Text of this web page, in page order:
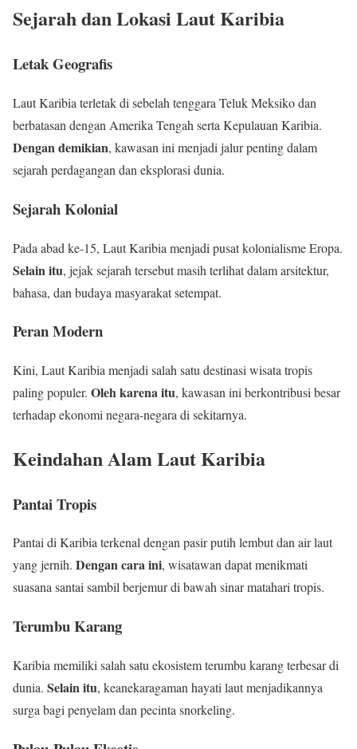
Sejarah dan Lokasi Laut Karibia
Letak Geografis
Laut Karibia terletak di sebelah tenggara Teluk Meksiko dan
berbatasan dengan Amerika Tengah serta Kepulauan Karibia.
Dengan demikian, kawasan ini menjadi jalur penting dalam
sejarah perdagangan dan eksplorasi dunia.
Sejarah Kolonial
Pada abad ke-15, Laut Karibia menjadi pusat kolonialisme Eropa.
Selain itu, jejak sejarah tersebut masih terlihat dalam arsitektur,
bahasa, dan budaya masyarakat setempat.
Peran Modern
Kini, Laut Karibia menjadi salah satu destinasi wisata tropis
paling populer. Oleh karena itu, kawasan ini berkontribusi besar
terhadap ekonomi negara-negara di sekitarnya.
Keindahan Alam Laut Karibia
Pantai Tropis
Pantai di Karibia terkenal dengan pasir putih lembut dan air laut
yang jernih. Dengan cara ini, wisatawan dapat menikmati
suasana santai sambil berjemur di bawah sinar matahari tropis.
Terumbu Karang
Karibia memiliki salah satu ekosistem terumbu karang terbesar di
dunia. Selain itu, keanekaragaman hayati laut menjadikannya
surga bagi penyelam dan pecinta snorkeling.